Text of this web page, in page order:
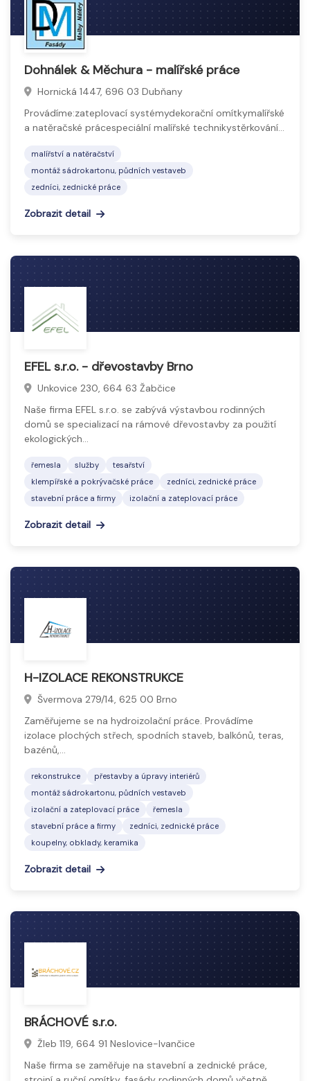
Dohnálek & Měchura - malířské práce
Hornická 1447, 696 03 Dubňany
Provádíme:zateplovací systémydekorační omítkymalířské
a natěračské prácespeciální malířské technikystěrkování…
malířství a natěračství
montáž sádrokartonu, půdních vestaveb
zedníci, zednické práce
Zobrazit detail
EFEL s.r.o. - dřevostavby Brno
Unkovice 230, 664 63 Žabčice
Naše firma EFEL s.r.o. se zabývá výstavbou rodinných
domů se specializací na rámové dřevostavby za použití
ekologických…
řemesla služby
tesařství
klempířské a pokrývačské práce
zedníci, zednické práce
stavební práce a firmy
izolační a zateplovací práce
Zobrazit detail
H-IZOLACE REKONSTRUKCE
Švermova 279/14, 625 00 Brno
Zaměřujeme se na hydroizolační práce. Provádíme
izolace plochých střech, spodních staveb, balkónů, teras,
bazénů,…
rekonstrukce
přestavby a úpravy interiérů
montáž sádrokartonu, půdních vestaveb
izolační a zateplovací práce
řemesla
stavební práce a firmy
zedníci, zednické práce
koupelny, obklady, keramika
Zobrazit detail
BRÁCHOVÉ s.r.o.
Žleb 119, 664 91 Neslovice-Ivančice
Naše firma se zaměřuje na stavební a zednické práce,